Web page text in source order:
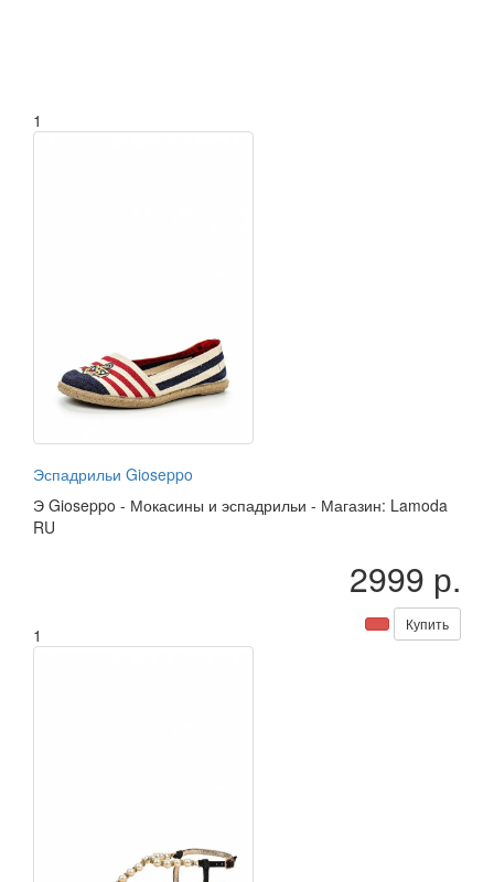
1
Эспадрильи Gioseppo
Э Gioseppo - Мокасины и эспадрильи - Магазин: Lamoda
RU
2999 р.
Купить
1